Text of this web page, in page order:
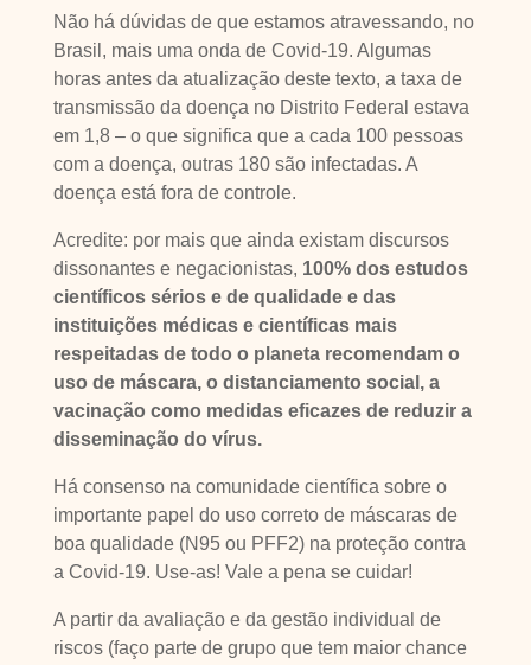
Não há dúvidas de que estamos atravessando, no
Brasil, mais uma onda de Covid-19. Algumas
horas antes da atualização deste texto, a taxa de
transmissão da doença no Distrito Federal estava
em 1,8 – o que significa que a cada 100 pessoas
com a doença, outras 180 são infectadas. A
doença está fora de controle.
Acredite: por mais que ainda existam discursos
dissonantes e negacionistas, 100% dos estudos
científicos sérios e de qualidade e das
instituições médicas e científicas mais
respeitadas de todo o planeta recomendam o
uso de máscara, o distanciamento social, a
vacinação como medidas eficazes de reduzir a
disseminação do vírus.
Há consenso na comunidade científica sobre o
importante papel do uso correto de máscaras de
boa qualidade (N95 ou PFF2) na proteção contra
a Covid-19. Use-as! Vale a pena se cuidar!
A partir da avaliação e da gestão individual de
riscos (faço parte de grupo que tem maior chance